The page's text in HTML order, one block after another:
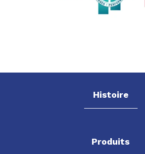
Histoire
Produits